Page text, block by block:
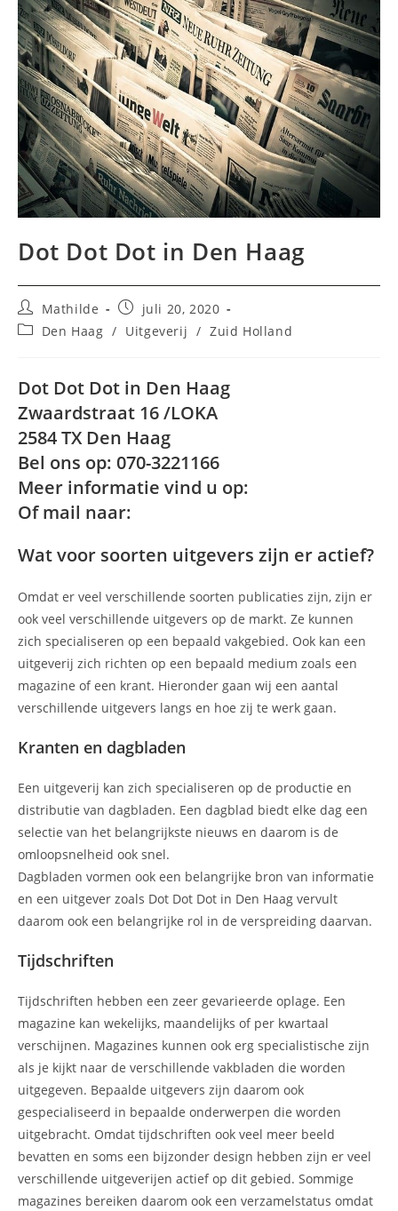
Dot Dot Dot in Den Haag
Bericht
auteur:
Mathilde
Bericht
gepubliceerd
op:
juli 20, 2020
Berichtcategorie:
Den Haag / Uitgeverij / Zuid Holland
Dot Dot Dot in Den Haag
Zwaardstraat 16 /LOKA
2584 TX Den Haag
Bel ons op: 070-3221166
Meer informatie vind u op:
Of mail naar:
Wat voor soorten uitgevers zijn er actief?
Omdat er veel verschillende soorten publicaties zijn, zijn er
ook veel verschillende uitgevers op de markt. Ze kunnen
zich specialiseren op een bepaald vakgebied. Ook kan een
uitgeverij zich richten op een bepaald medium zoals een
magazine of een krant. Hieronder gaan wij een aantal
verschillende uitgevers langs en hoe zij te werk gaan.
Kranten en dagbladen
Een uitgeverij kan zich specialiseren op de productie en
distributie van dagbladen. Een dagblad biedt elke dag een
selectie van het belangrijkste nieuws en daarom is de
omloopsnelheid ook snel.
Dagbladen vormen ook een belangrijke bron van informatie
en een uitgever zoals Dot Dot Dot in Den Haag vervult
daarom ook een belangrijke rol in de verspreiding daarvan.
Tijdschriften
Tijdschriften hebben een zeer gevarieerde oplage. Een
magazine kan wekelijks, maandelijks of per kwartaal
verschijnen. Magazines kunnen ook erg specialistische zijn
als je kijkt naar de verschillende vakbladen die worden
uitgegeven. Bepaalde uitgevers zijn daarom ook
gespecialiseerd in bepaalde onderwerpen die worden
uitgebracht. Omdat tijdschriften ook veel meer beeld
bevatten en soms een bijzonder design hebben zijn er veel
verschillende uitgeverijen actief op dit gebied. Sommige
magazines bereiken daarom ook een verzamelstatus omdat